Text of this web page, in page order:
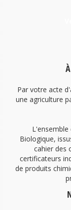
Par votre acte
une agriculture
Biologique,
cahier des
certificateurs
de produits